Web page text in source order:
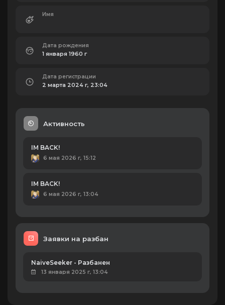
Имя
Дата рождения
1 января 1960 г
Дата регистрации
2 марта 2024 г, 23:04
Активность
IM BACK!
6 мая 2026 г, 15:12
IM BACK!
6 мая 2026 г, 13:04
Заявки на разбан
NaiveSeeker - Разбанен
13 января 2025 г, 13:04